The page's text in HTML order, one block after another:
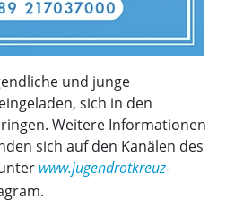
und junge
sich in den
Weitere Informationen
sich auf den Kanälen des
www.jugendrotkreuz-